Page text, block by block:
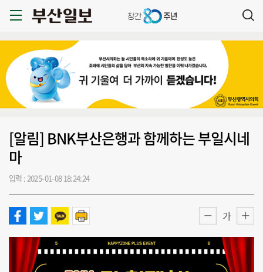
[알림] BNK부산은행과 함께하는 부일시네
마
입력 : 2025-01-08 18:24:24
가